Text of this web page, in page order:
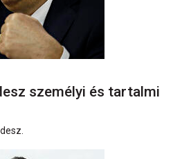
személyi és tartalmi